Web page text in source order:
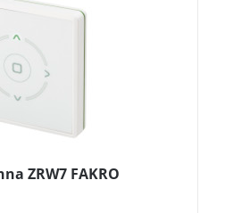
ZRW7 FAKRO